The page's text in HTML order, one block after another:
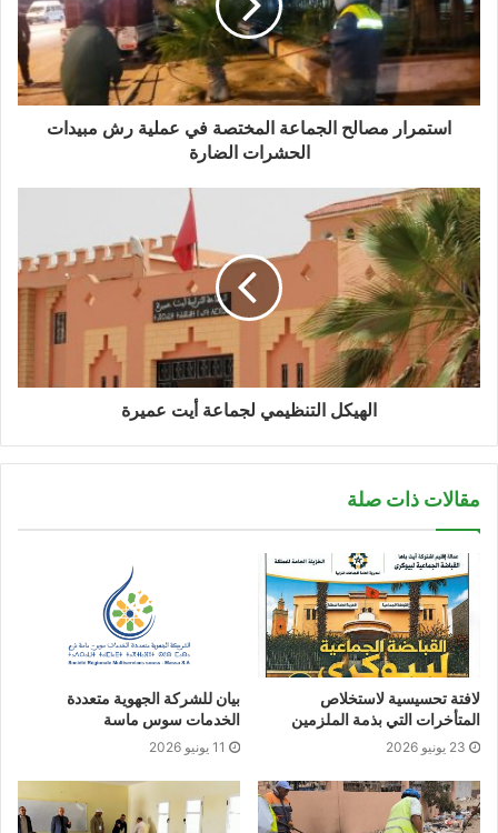
استمرار مصالح الجماعة المختصة في عملية رش مبيدات
الحشرات الضارة
الهيكل التنظيمي لجماعة أيت عميرة
مقالات ذات صلة
لافتة تحسيسية لاستخلاص
المتأخرات التي بذمة الملزمين
23 يونيو 2026
بيان للشركة الجهوية متعددة
الخدمات سوس ماسة
11 يونيو 2026